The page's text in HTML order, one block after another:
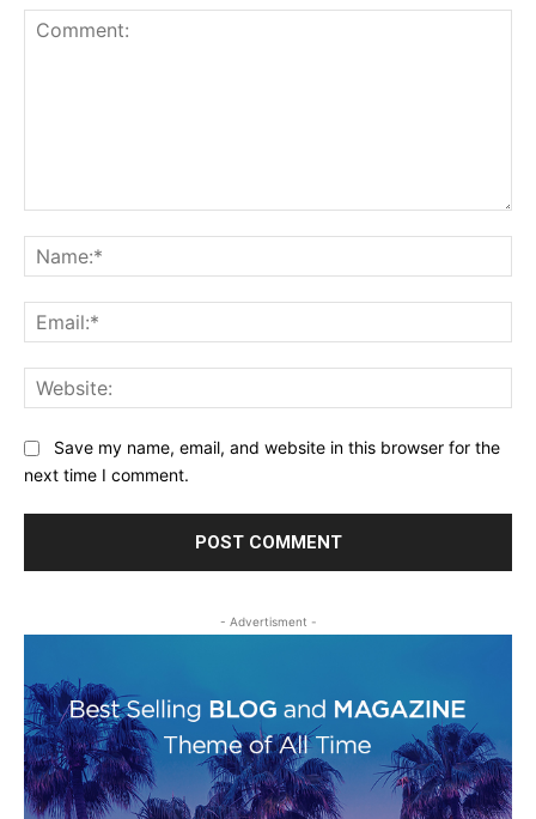
Save my name, email, and website in this browser for the
next time I comment.
- Advertisment -